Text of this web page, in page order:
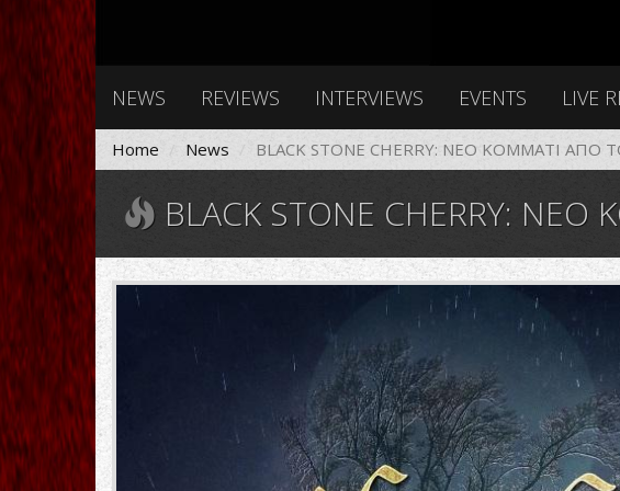
NEWS REVIEWS INTERVIEWS EVENTS LIVE
Home News BLACK STONE CHERRY: ΝΕΟ ΚΟΜΜΑΤΙ ΑΠΟ
BLACK STONE CHERRY:
blackstonecherryfamilytreecd.jpg